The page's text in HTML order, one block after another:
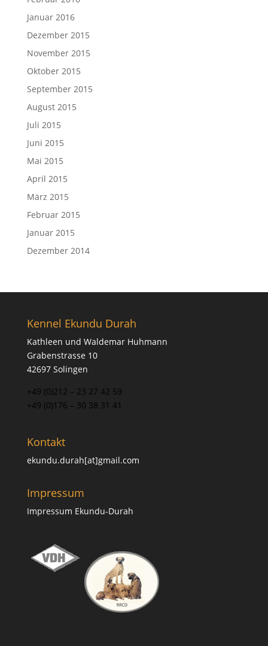
Januar 2016
Dezember 2015
November 2015
Oktober 2015
September 2015
August 2015
Juli 2015
Juni 2015
Mai 2015
April 2015
März 2015
Februar 2015
Januar 2015
Dezember 2014
Kennel Ekundu Durah
Kathleen und Waldemar Huhmann
Grabenstrasse 10
42697 Solingen
+49 (0)212 – 23 27 42 59
+49 (0)176 – 30 38 31 41
Kontakt
ekundu.durah[at]gmail.com
Impressum
Impressum Ekundu-Durah